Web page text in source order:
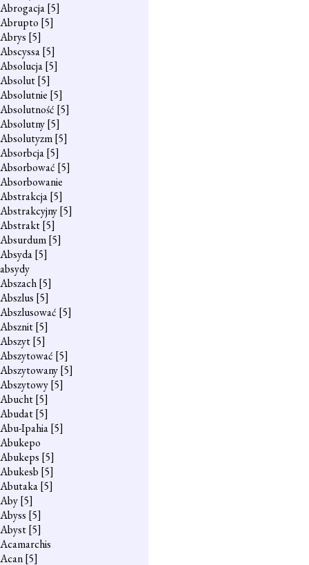
Abrogacja[5]
Abrupto [5]
Abrys [5]
Abscyssa[5]
Absolucja[5]
Absolut[5]
Absolutnie [5]
Absolutność [5]
Absolutny[5]
Absolutyzm[5]
Absorbcja[5]
Absorbować [5]
Absorbowanie
Abstrakcja[5]
Abstrakcyjny[5]
Abstrakt[5]
Absurdum[5]
Absyda[5]
absydy
Abszach[5]
Abszlus [5]
Abszlusować [5]
Absznit[5]
Abszyt[5]
Abszytować [5]
Abszytowany[5]
Abszytowy[5]
Abucht[5]
Abudat[5]
Abu-Ipahia[5]
Abukepo
Abukeps [5]
Abukesb [5]
Abutaka[5]
Aby[5]
Abyss [5]
Abyst[5]
Acamarchis
Acan[5]